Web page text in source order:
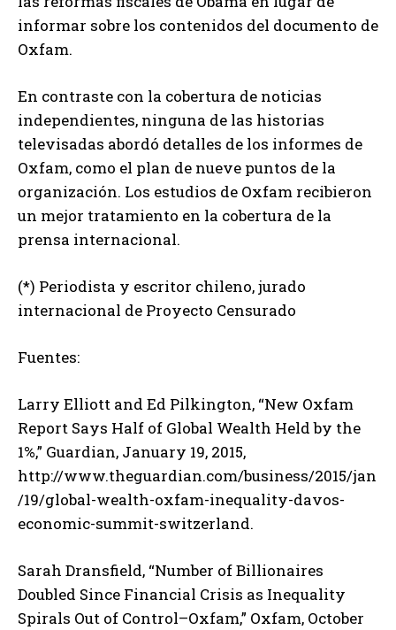
informar sobre los contenidos del documento de
Oxfam.
En contraste con la cobertura de noticias
independientes, ninguna de las historias
televisadas abordó detalles de los informes de
Oxfam, como el plan de nueve puntos de la
organización. Los estudios de Oxfam recibieron
un mejor tratamiento en la cobertura de la
prensa internacional.
(*) Periodista y escritor chileno, jurado
internacional de Proyecto Censurado
Fuentes:
Larry Elliott and Ed Pilkington, “New Oxfam
Report Says Half of Global Wealth Held by the
1%,” Guardian, January 19, 2015,
http://www.theguardian.com/business/2015/jan
/19/global-wealth-oxfam-inequality-davos-
economic-summit-switzerland.
Sarah Dransfield, “Number of Billionaires
Doubled Since Financial Crisis as Inequality
Spirals Out of Control–Oxfam,” Oxfam, October